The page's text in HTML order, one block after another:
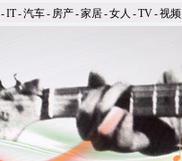
-IT-汽车- 房产-家居-女人 -TV-视频